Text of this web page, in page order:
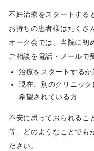
不妊治療をスタートする
お持ちの患者様はたくさ
オーク会では、当院に初
ご相談を電話・メールで
治療をスタートする
現在、別のクリニッ
希望されている方
不安に思っておられるこ
等、どのようなことでも
ださい。